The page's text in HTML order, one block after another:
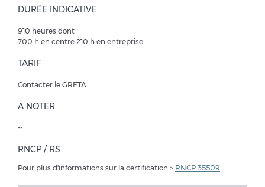
DURÉE INDICATIVE
910 heures dont
700 h en centre 210 h en entreprise.
TARIF
Contacter le GRETA
A NOTER
--
RNCP / RS
Pour plus d'informations sur la certification > RNCP 35509